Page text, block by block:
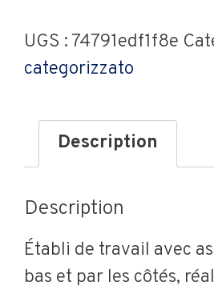
UGS : 74791edf1f8e
categorizzato
Description
Description
Établi de travail avec
bas et par les côtés,